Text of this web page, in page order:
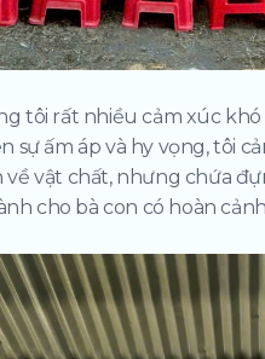
tôi rất nhiều cảm xúc
ấm áp và hy vọng, tôi
vật chất, nhưng chứa
cho bà con có hoàn